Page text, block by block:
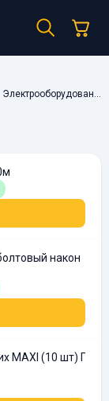
Электрооборудование
након
MAXI (10 шт) Г